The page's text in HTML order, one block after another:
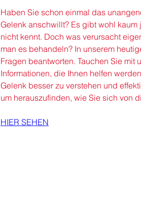
Haben Sie schon einmal das
Gelenk anschwillt? Es gibt wohl
nicht kennt. Doch was verursacht
man es behandeln? In unserem
Fragen beantworten. Tauchen Sie
Informationen, die Ihnen helfen
Gelenk besser zu verstehen und
um herauszufinden, wie Sie sich von
HIER SEHEN